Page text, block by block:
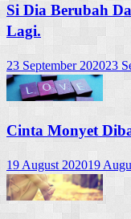
Si Dia Berubah
Lagi.
23 September 202023
Cinta Monyet
19 August 202019